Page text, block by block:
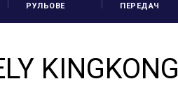
РУЛЬОВЕ
ПЕРЕДАЧ
KINGKONG